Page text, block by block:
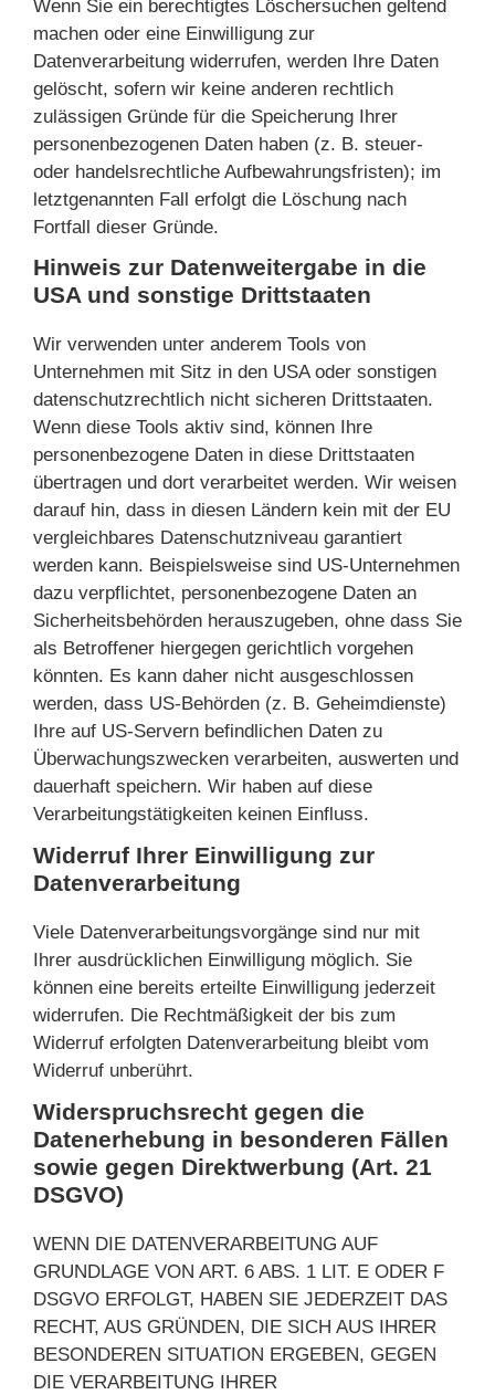
Wenn Sie ein berechtigtes Löschersuchen geltend
machen oder eine Einwilligung zur
Datenverarbeitung widerrufen, werden Ihre Daten
gelöscht, sofern wir keine anderen rechtlich
zulässigen Gründe für die Speicherung Ihrer
personenbezogenen Daten haben (z. B. steuer-
oder handelsrechtliche Aufbewahrungsfristen); im
letztgenannten Fall erfolgt die Löschung nach
Fortfall dieser Gründe.
Hinweis zur Datenweitergabe in die
USA und sonstige Drittstaaten
Wir verwenden unter anderem Tools von
Unternehmen mit Sitz in den USA oder sonstigen
datenschutzrechtlich nicht sicheren Drittstaaten.
Wenn diese Tools aktiv sind, können Ihre
personenbezogene Daten in diese Drittstaaten
übertragen und dort verarbeitet werden. Wir weisen
darauf hin, dass in diesen Ländern kein mit der EU
vergleichbares Datenschutzniveau garantiert
werden kann. Beispielsweise sind US-Unternehmen
dazu verpflichtet, personenbezogene Daten an
Sicherheitsbehörden herauszugeben, ohne dass Sie
als Betroffener hiergegen gerichtlich vorgehen
könnten. Es kann daher nicht ausgeschlossen
werden, dass US-Behörden (z. B. Geheimdienste)
Ihre auf US-Servern befindlichen Daten zu
Überwachungszwecken verarbeiten, auswerten und
dauerhaft speichern. Wir haben auf diese
Verarbeitungstätigkeiten keinen Einfluss.
Widerruf Ihrer Einwilligung zur
Datenverarbeitung
Viele Datenverarbeitungsvorgänge sind nur mit
Ihrer ausdrücklichen Einwilligung möglich. Sie
können eine bereits erteilte Einwilligung jederzeit
widerrufen. Die Rechtmäßigkeit der bis zum
Widerruf erfolgten Datenverarbeitung bleibt vom
Widerruf unberührt.
Widerspruchsrecht gegen die
Datenerhebung in besonderen Fällen
sowie gegen Direktwerbung (Art. 21
DSGVO)
WENN DIE DATENVERARBEITUNG AUF
GRUNDLAGE VON ART. 6 ABS. 1 LIT. E ODER F
DSGVO ERFOLGT, HABEN SIE JEDERZEIT DAS
RECHT, AUS GRÜNDEN, DIE SICH AUS IHRER
BESONDEREN SITUATION ERGEBEN, GEGEN
DIE VERARBEITUNG IHRER